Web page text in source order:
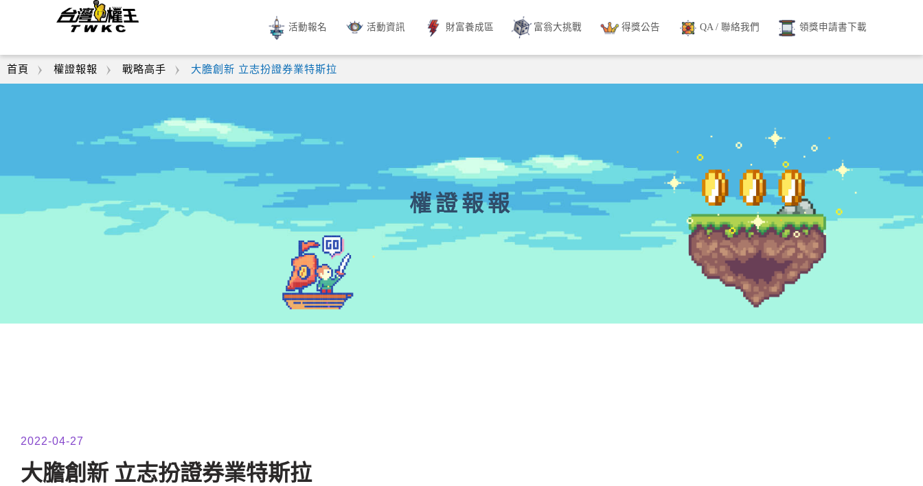
活動報名 活動資訊 財富養成區 富翁大挑戰 得獎公告 QA / 聯絡我們 領獎申請書下載
首頁 權證報報 戰略高手 大膽創新 立志扮證券業特斯拉
權證報報
2022-04-27
大膽創新 立志扮證券業特斯拉